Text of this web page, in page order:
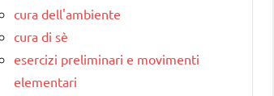
cura dell'ambiente
cura di sè
esercizi preliminari e movimenti
elementari